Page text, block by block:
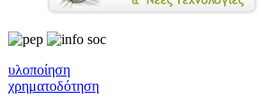
υλοποίηση
χρηματοδότηση